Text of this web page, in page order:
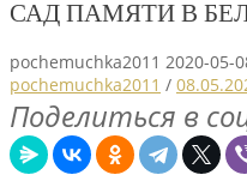
САД ПАМЯТИ В
pochemuchka2011 2020-05-
pochemuchka2011 /
Поделиться в